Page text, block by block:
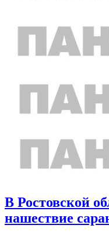
В Ростовской
нашествие